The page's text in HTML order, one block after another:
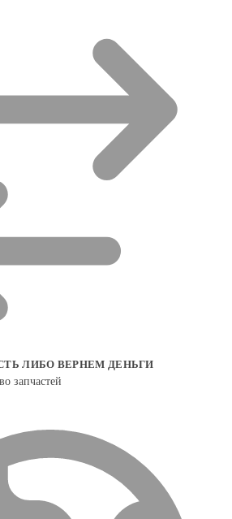
ЛИБО ВЕРНЕМ ДЕНЬГИ
запчастей